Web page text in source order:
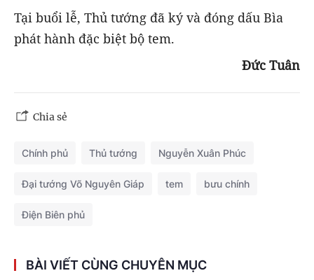
Tại buổi lễ, Thủ tướng đã ký và đóng dấu Bìa
phát hành đặc biệt bộ tem.
Đức Tuân
Chia sẻ
Chính phủ Thủ tướng Nguyễn Xuân Phúc
Đại tướng Võ Nguyên Giáp tem bưu chính
Điện Biên phủ
BÀI VIẾT CÙNG CHUYÊN MỤC